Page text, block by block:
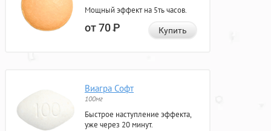
Мощный эффект на 5ть часов.
от 70Р Купить
Виагра Софт
100мг
Быстрое наступление эффекта,
уже через 20 минут.